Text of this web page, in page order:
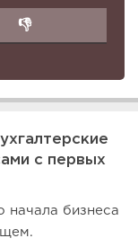
👎
с первых
начала бизнеса